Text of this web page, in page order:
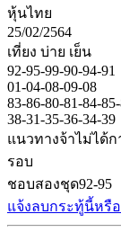
หุ้นไทย
25/02/2564
เที่ยง บ่าย เย็น
92-95-99-90-94-91
01-04-08-09-08
83-86-80-81-84-
38-31-35-36-34-39
แนวทางจ้าไม่ได้
รอบ
ชอบสองชุด92-95
แจ้งลบกระทู้นี้หรื